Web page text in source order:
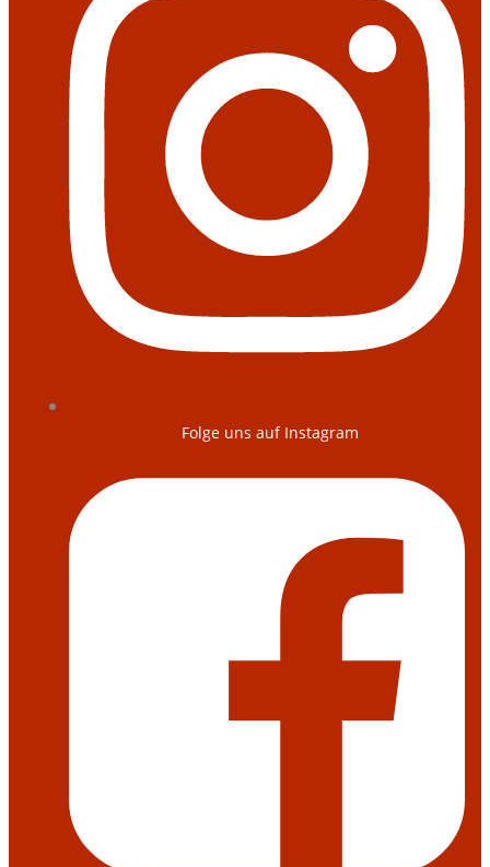
Folge uns auf Instagram